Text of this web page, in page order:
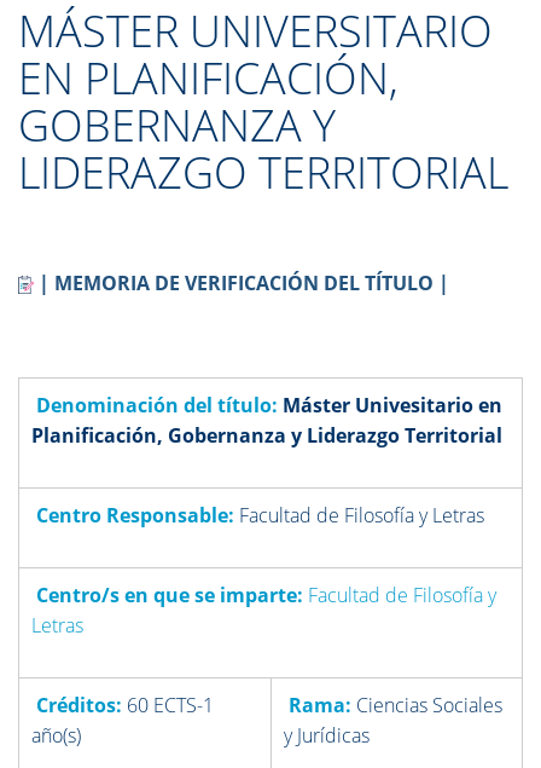
MÁSTER UNIVERSITARIO
EN PLANIFICACIÓN,
GOBERNANZA Y
LIDERAZGO TERRITORIAL
| MEMORIA DE VERIFICACIÓN DEL TÍTULO |
Denominación del título: Máster Univesitario en
Planificación, Gobernanza y Liderazgo Territorial
Centro Responsable: Facultad de Filosofía y Letras
Centro/s en que se imparte: Facultad de Filosofía y
Letras
Créditos: 60 ECTS-1
año(s)
Rama: Ciencias Sociales
y Jurídicas